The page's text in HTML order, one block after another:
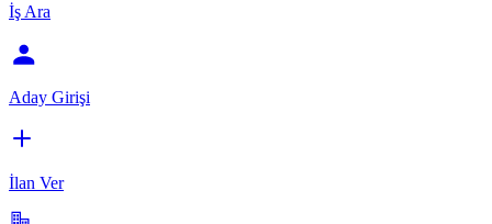
İş Ara
Aday Girişi
İlan Ver